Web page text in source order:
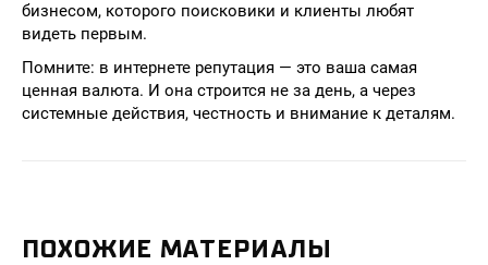
бизнесом, которого поисковики и клиенты любят
видеть первым.
Помните: в интернете репутация — это ваша самая
ценная валюта. И она строится не за день, а через
системные действия, честность и внимание к деталям.
ПОХОЖИЕ МАТЕРИАЛЫ